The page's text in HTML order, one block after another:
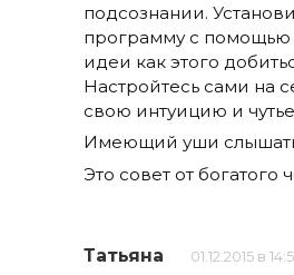
подсознании.
программу с помощью
идеи как этого
Настройтесь сами на
свою интуицию и
Имеющий уши
Это совет от богатого
Татьяна 01.12.2015 в